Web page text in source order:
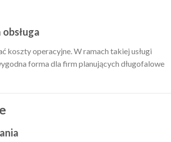
koszty operacyjne. W ramach takiej usługi
forma dla firm planujących długofalowe